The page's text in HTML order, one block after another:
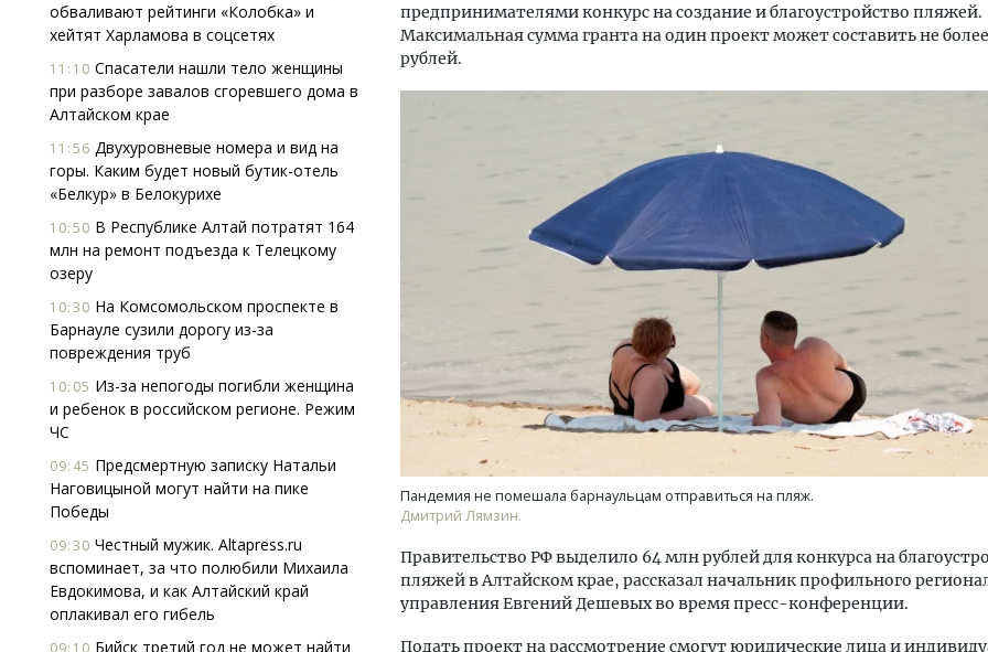
обваливают рейтинги «Колобка» и
хейтят Харламова в соцсетях
11:10 Спасатели нашли тело женщины
при разборе завалов сгоревшего дома в
Алтайском крае
11:56 Двухуровневые номера и вид на
горы. Каким будет новый бутик-отель
«Белкур» в Белокурихе
10:50 В Республике Алтай потратят 164
млн на ремонт подъезда к Телецкому
озеру
10:30 На Комсомольском проспекте в
Барнауле сузили дорогу из-за
повреждения труб
10:05 Из-за непогоды погибли женщина
и ребенок в российском регионе. Режим
ЧС
09:45 Предсмертную записку Натальи
Наговицыной могут найти на пике
Победы
09:30 Честный мужик. Altapress.ru
вспоминает, за что полюбили Михаила
Евдокимова, и как Алтайский край
оплакивал его гибель
09:10 Бийск третий год не может найти
предпринимателями конкурс на создание и благоустройство пляжей.
Максимальная сумма гранта на один проект может составить не
рублей.
Пандемия не помешала барнаульцам отправиться на пляж.
Дмитрий Лямзин.
Правительство РФ выделило 64 млн рублей для конкурса на
пляжей в Алтайском крае, рассказал начальник профильного
управления Евгений Дешевых во время пресс-конференции.
Подать проект на рассмотрение смогут юридические лица и
Смелость архитектурных идей.
Генеральный директор компании
ЗИАС — об эстетике городов,
трендах в фасадах и развитии рынка
СТРОИТЕЛЬСТВО
Архитектурный код
земли. Мощение
плитами становится
стандартом
СТРОИТЕЛЬСТВО